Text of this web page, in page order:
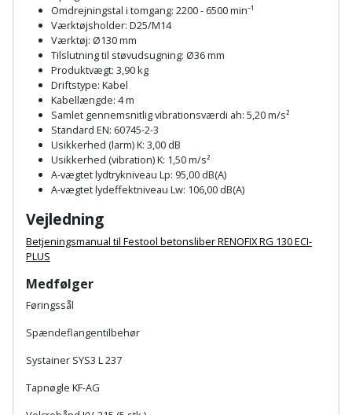
Soldater
støtte
teleskopstøtte
Stålbørste
Stemmejern
Stillads
Tagpapbrænder
Tommestok
Mejselhammer
Multicutter
Multicuttertilbehør
Multisliber
Nedbrydningshammer
Overfræser
Overfræsertilbehør
Polermaskine
Rillefræser
Rotationslaser
Presenning
Redskabsskur
Rengøring
Shelter
Sikkerhed
hjemmet
Skadedyrsbekæmpelse
Skraldespandsskjuler
Skydelåge
Omdrejningstal i tomgang: 2200 - 6500 min⁻¹
Værktøjsholder: D25/M14
Værktøj: Ø130 mm
Tilslutning til støvudsugning: Ø36 mm
Produktvægt: 3,90 kg
Driftstype: Kabel
Kabellængde: 4 m
Samlet gennemsnitlig vibrationsværdi ah: 5,20 m/s²
Standard EN: 60745-2-3
Usikkerhed (larm) K: 3,00 dB
Usikkerhed (vibration) K: 1,50 m/s²
A-vægtet lydtrykniveau Lp: 95,00 dB(A)
A-vægtet lydeffektniveau Lw: 106,00 dB(A)
Vejledning
Betjeningsmanual til Festool betonsliber RENOFIX RG 130 ECI-
PLUS
Medfølger
Føringssål
Spændeflangentilbehør
Systainer SYS3 L 237
Tapnøgle KF-AG